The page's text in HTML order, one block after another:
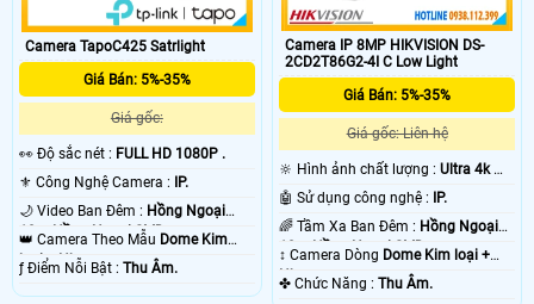
🗺
Camera starlight mang lại hiệu quả giám sát ban đêm tốt nhất, có thể nói đây
là giải pháp lắp camera phù hợp cho gia đình văn phòng, với tiêu chí giám sát
ban đêm hiệu quả hình ảnh rõ nét. Ngoài ra camera starlight vẫn có thể giám
sát hồng ngoại trong điều kiện không có ánh sáng cho giải pháp giám sát
hoàn hảo hơn. 😱
Camera TapoC425 Satrlight
Giá Bán: 5%-35%
Giá gốc:
️👀 Độ sắc nét : FULL HD 1080P .
⚜️ Công Nghệ Camera : IP.
🌙 Video Ban Đêm : Hồng Ngoại
10m Hồng Ngoại SMD.
👑 Camera Theo Mẫu Dome Kim
loại + Nhựa.
️ƒ Điểm Nỗi Bật : Thu Âm.
Camera IP 8MP HIKVISION DS-
2CD2T86G2-4I C Low Light
Giá Bán: 5%-35%
Giá gốc: Liên hệ
🔆 Hình ảnh chất lượng :Ultra 4k 👍🏾
.
🤖️ Sử dụng công nghệ :
IP.
🌈 Tầm Xa Ban Đêm : Hồng Ngoại
10m Hồng Ngoại SMD.
↕️ Camera Dòng Dome Kim loại +
Nhựa.
️✤ Chức Năng :Thu Âm.